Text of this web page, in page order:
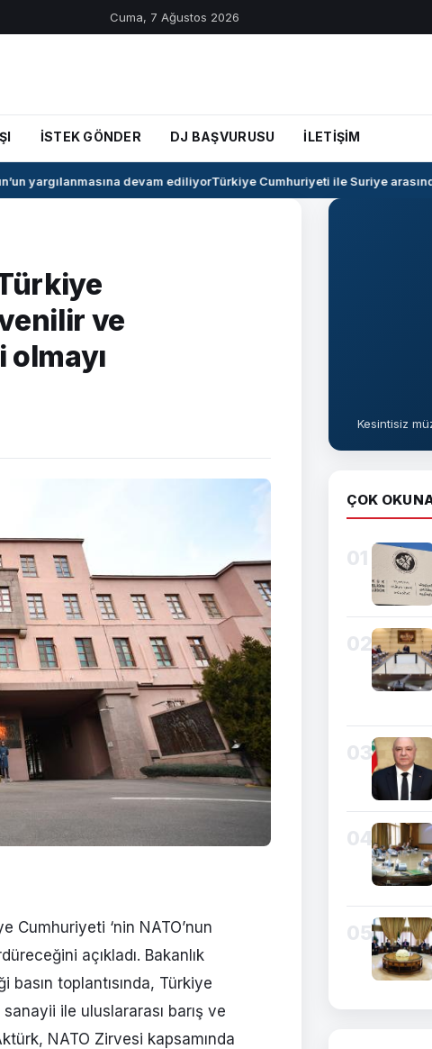
Cuma, 7 Ağustos 2026
İSTEK GÖNDER DJ BAŞVURUSU İLETİŞİM
yargılanmasına devam ediliyorTürkiye Cumhuriyeti ile Suriye
ve
Cumhuriyeti ‘nin NATO’nun
açıkladı. Bakanlık
toplantısında, Türkiye
ile uluslararası barış ve
NATO Zirvesi kapsamında
Kesintisiz
ÇOK
01
02
03
04
05